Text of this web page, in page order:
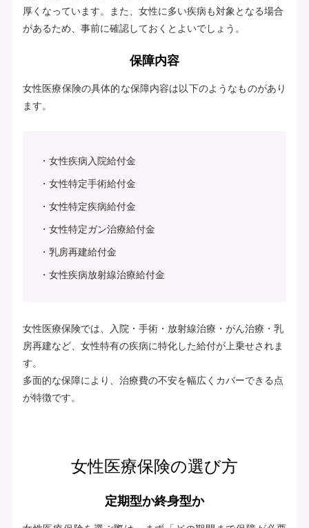
厚くなっています。また、女性に多い疾病も対象となる場合
があるため、事前に確認しておくとよいでしょう。
保障内容
女性医療保険の具体的な保障内容は以下のようなものがあり
ます。
女性疾病入院給付金
女性特定手術給付金
女性特定疾病給付金
女性特定ガン治療給付金
乳房再建給付金
女性疾病放射線治療給付金
女性医療保険では、入院・手術・放射線治療・がん治療・乳
房再建など、女性特有の疾病に特化した給付が上乗せされま
す。
多面的な保障により、治療費の不安を幅広くカバーできる点
が特徴です。
女性医療保険の選び方
定期型か終身型か